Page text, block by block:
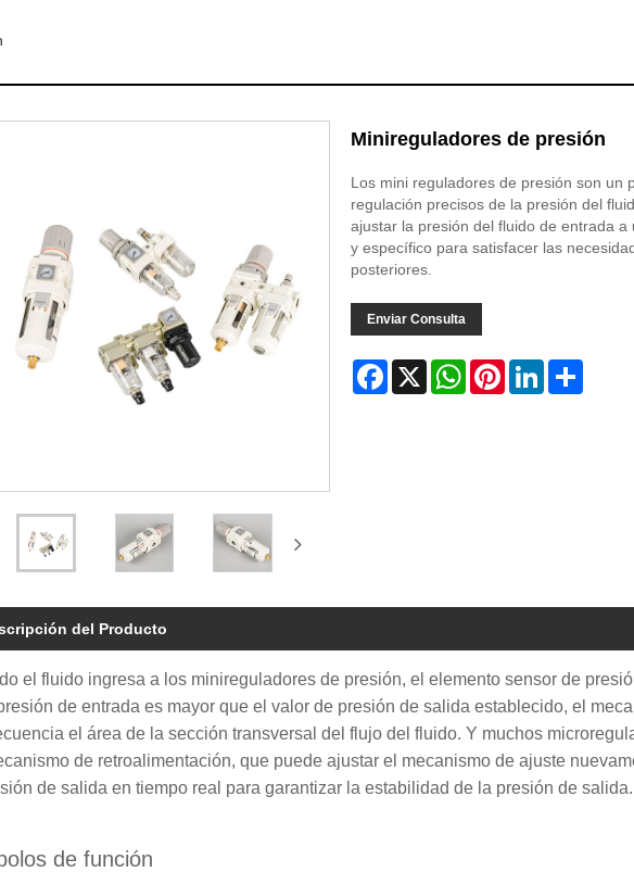
Minireguladores de presión
Los mini reguladores de presión son un
regulación precisos de la presión del
ajustar la presión del fluido de entrada
y específico para satisfacer las
posteriores.
Enviar Consulta
Facebook
X WhatsAppPinterestLinkedInShare
del Producto
el fluido ingresa a los minireguladores de presión, el elemento sensor de
de entrada es mayor que el valor de presión de salida establecido, el
el área de la sección transversal del flujo del fluido. Y muchos
de retroalimentación, que puede ajustar el mecanismo de ajuste
de salida en tiempo real para garantizar la estabilidad de la presión de salida.
de función